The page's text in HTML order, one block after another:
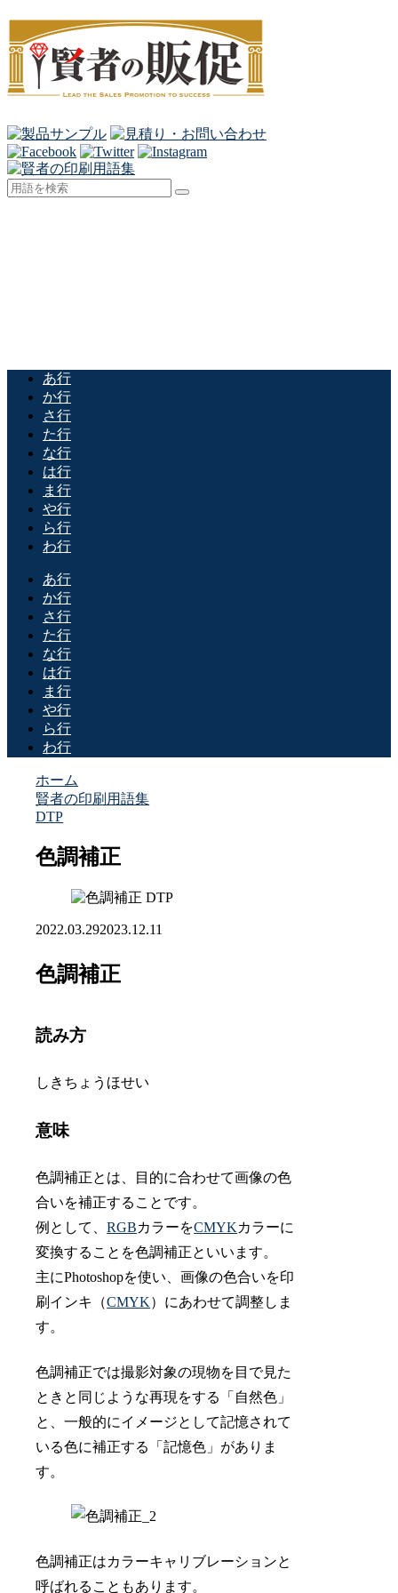
あ行
か行
さ行
た行
な行
は行
ま行
や行
ら行
わ行
あ行
か行
さ行
た行
な行
は行
ま行
や行
ら行
わ行
ホーム
賢者の印刷用語集
DTP
色調補正
DTP
2022.03.292023.12.11
色調補正
読み方
しきちょうほせい
意味
色調補正とは、目的に合わせて画像の色
合いを補正することです。
例として、RGBカラーをCMYKカラーに
変換することを色調補正といいます。
主にPhotoshopを使い、画像の色合いを印
刷インキ（CMYK）にあわせて調整しま
す。
色調補正では撮影対象の現物を目で見た
ときと同じような再現をする「自然色」
と、一般的にイメージとして記憶されて
いる色に補正する「記憶色」がありま
す。
色調補正はカラーキャリブレーションと
呼ばれることもあります。